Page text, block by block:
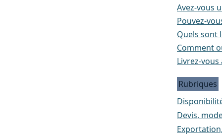
Avez-vous
Pouvez-
Quels sont
Comment
Livrez-vous
Rubriques
Devis,